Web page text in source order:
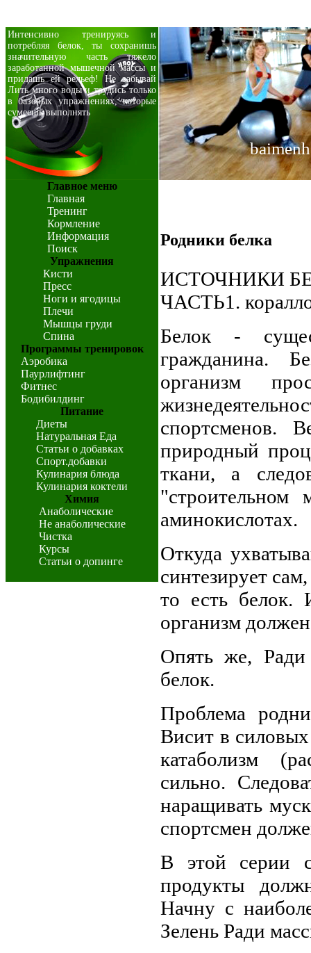
Интенсивно тренируясь и
потребляя белок, ты сохранишь
значительную часть тяжело
заработанной мышечной массы и
придашь ей рельеф! Не забывай
Лить много воды и трудись только
в базовых упражнениях, которые
сумеешь выполнять
Главное меню
Главная
Тренинг
Кормление
Информация
Поиск
Упражнения
Кисти
Пресс
Ноги и ягодицы
Плечи
Мышцы груди
Спина
Программы тренировок
Аэробика
Паурлифтинг
Фитнес
Бодибилдинг
Питание
Диеты
Натуральная Еда
Статьи о добавках
Спорт.добавки
Кулинария блюда
Кулинария коктели
Химия
Анаболические
Не анаболические
Чистка
Курсы
Статьи о допинге
Родники белка
ИСТОЧНИКИ
ЧАСТЬ1.
Белок -
гражданина.
организм
спортсменов.
природный
ткани, а
аминокислотах.
Откуда
синтезирует
то есть белок.
организм
Опять же, Ради
белок.
Проблема
Висит в
катаболизм
сильно.
наращивать
спортсмен
В этой серии
продукты
Начну с
Зелень Ради